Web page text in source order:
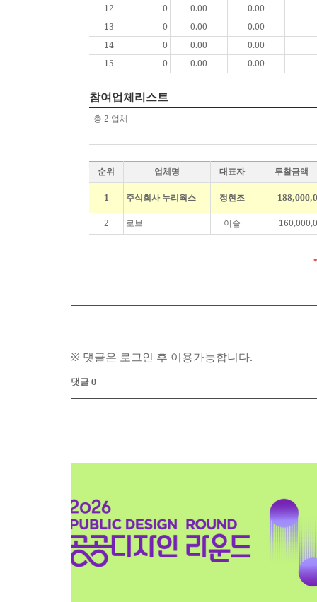
12
0 0.00
0.00
13
0 0.00
0.00
14
0 0.00
0.00
15
0 0.00 0.00
참여업체리스트
총 2 업체
순위 업체명 대표자 투찰금액
1 주식회사 누리웍스 정현조
2 로브 이슬
※ 댓글은 로그인 후 이용가능합니다.
댓글 0